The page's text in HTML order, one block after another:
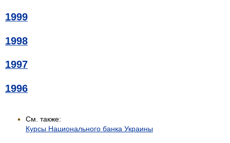
1999
1998
1997
1996
См. также:
Курсы Национального банка Украины